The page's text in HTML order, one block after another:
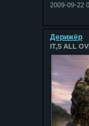
2009-09-22
Дерижёр
IT,S ALL